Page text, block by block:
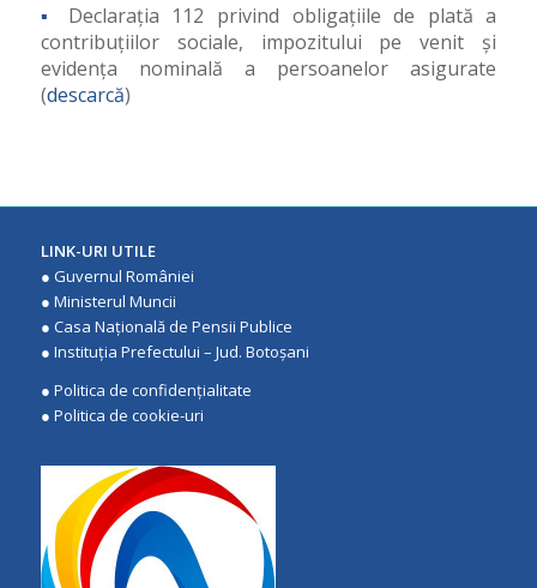
▪ Declarația 112 privind obligațiile de plată a
contribuțiilor sociale, impozitului pe venit și
evidența nominală a persoanelor asigurate
(descarcă)
LINK-URI UTILE
● Guvernul României
● Ministerul Muncii
● Casa Națională de Pensii Publice
● Instituţia Prefectului – Jud. Botoşani
● Politica de confidenţialitate
● Politica de cookie-uri